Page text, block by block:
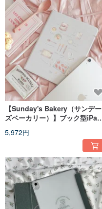
【Sunday's Bakery（サンデー
ズベーカリー）】ブック型iPad
5,972円